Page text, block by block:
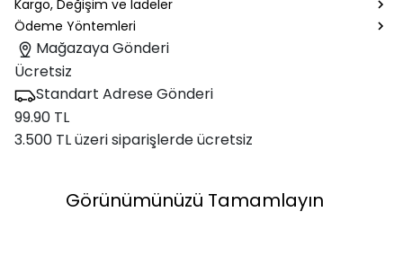
Kargo, Değişim ve İadeler
Ödeme Yöntemleri
Mağazaya Gönderi
Ücretsiz
Standart Adrese Gönderi
99.90 TL
3.500 TL üzeri siparişlerde ücretsiz
Görünümünüzü Tamamlayın